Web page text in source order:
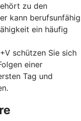
zu den
kann berufsunfähig
ein häufig
schützen Sie sich
einer
Tag und